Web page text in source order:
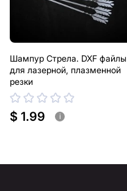
Шампур Стрела. DXF файлы
для лазерной, плазменной
резки
$ 1.99 i